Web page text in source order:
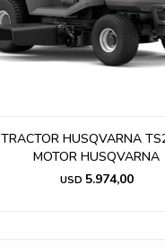
TRACTOR HUSQVARNA
MOTOR HUSQVARNA
USD 5.974,00